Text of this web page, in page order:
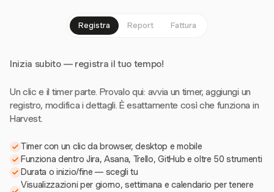
Registra Report Fattura
Inizia subito — registra il tuo tempo!
Un clic e il timer parte. Provalo qui: avvia un timer, aggiungi un
registro, modifica i dettagli. È esattamente così che funziona in
Harvest.
Timer con un clic da browser, desktop e mobile
Funziona dentro Jira, Asana, Trello, GitHub e oltre 50 strumenti
Durata o inizio/fine — scegli tu
Visualizzazioni per giorno, settimana e calendario per tenere